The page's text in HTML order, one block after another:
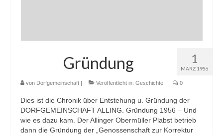
Freie Wähler
Leitlinien der Freien Wähler
Bilder Jubiläumsfeier
Archiv
1
MÄRZ 1956
Gründung
von Dorfgemeinschaft | Veröffentlicht in: Geschichte | 0
Dies ist die Chronik über Entstehung u. Gründung der
DORFGEMEINSCHAFT ALLING. Gründung 1956 – Und
wie es dazu kam. Der Allinger Obermüller Plabst betrieb
dann die Gründung der „Genossenschaft zur Korrektur